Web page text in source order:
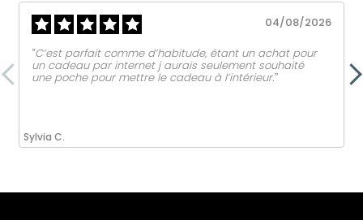
Sylvia C.
04/08/2026
‟C’est parfait comme d’habitude, étant un achat pour
un cadeau par internet j aurais seulement souhaité
une poche pour mettre le cadeau à l’intérieur.ˮ